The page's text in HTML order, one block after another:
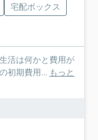
宅配ボックス
活は何かと費用が
初期費用...
もっと